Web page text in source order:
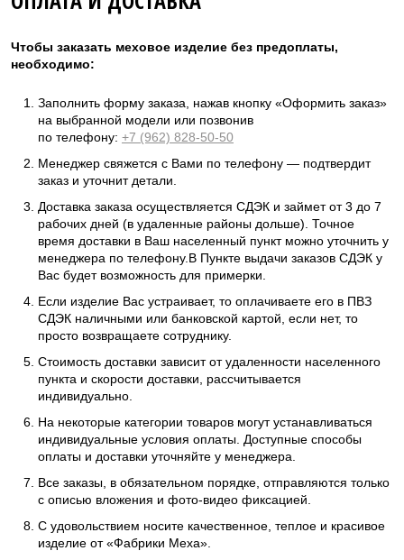
Чтобы заказать меховое изделие без предоплаты,
необходимо:
Заполнить форму заказа, нажав кнопку «Оформить заказ»
на выбранной модели или позвонив
по телефону: +7 (962) 828-50-50
Менеджер свяжется с Вами по телефону — подтвердит
заказ и уточнит детали.
Доставка заказа осуществляется СДЭК и займет от 3 до 7
рабочих дней (в удаленные районы дольше). Точное
время доставки в Ваш населенный пункт можно уточнить у
менеджера по телефону.В Пункте выдачи заказов СДЭК у
Вас будет возможность для примерки.
Если изделие Вас устраивает, то оплачиваете его в ПВЗ
СДЭК наличными или банковской картой, если нет, то
просто возвращаете сотруднику.
Стоимость доставки зависит от удаленности населенного
пункта и скорости доставки, рассчитывается
индивидуально.
На некоторые категории товаров могут устанавливаться
индивидуальные условия оплаты. Доступные способы
оплаты и доставки уточняйте у менеджера.
Все заказы, в обязательном порядке, отправляются только
с описью вложения и фото-видео фиксацией.
С удовольствием носите качественное, теплое и красивое
изделие от «Фабрики Меха».